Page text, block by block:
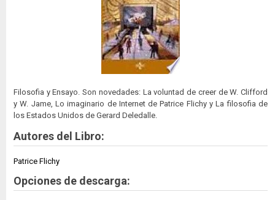
Filosofia y Ensayo. Son novedades: La voluntad de creer de W. Clifford
y W. Jame, Lo imaginario de Internet de Patrice Flichy y La filosofia de
los Estados Unidos de Gerard Deledalle.
Autores del Libro:
Patrice Flichy
Opciones de descarga: